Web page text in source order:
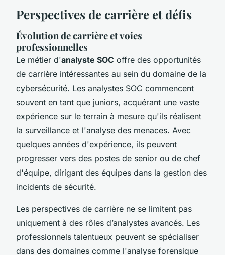
Perspectives de carrière et défis
Évolution de carrière et voies
professionnelles
Le métier d'analyste SOC offre des opportunités
de carrière intéressantes au sein du domaine de la
cybersécurité. Les analystes SOC commencent
souvent en tant que juniors, acquérant une vaste
expérience sur le terrain à mesure qu'ils réalisent
la surveillance et l'analyse des menaces. Avec
quelques années d'expérience, ils peuvent
progresser vers des postes de senior ou de chef
d'équipe, dirigant des équipes dans la gestion des
incidents de sécurité.
Les perspectives de carrière ne se limitent pas
uniquement à des rôles d’analystes avancés. Les
professionnels talentueux peuvent se spécialiser
dans des domaines comme l'analyse forensique